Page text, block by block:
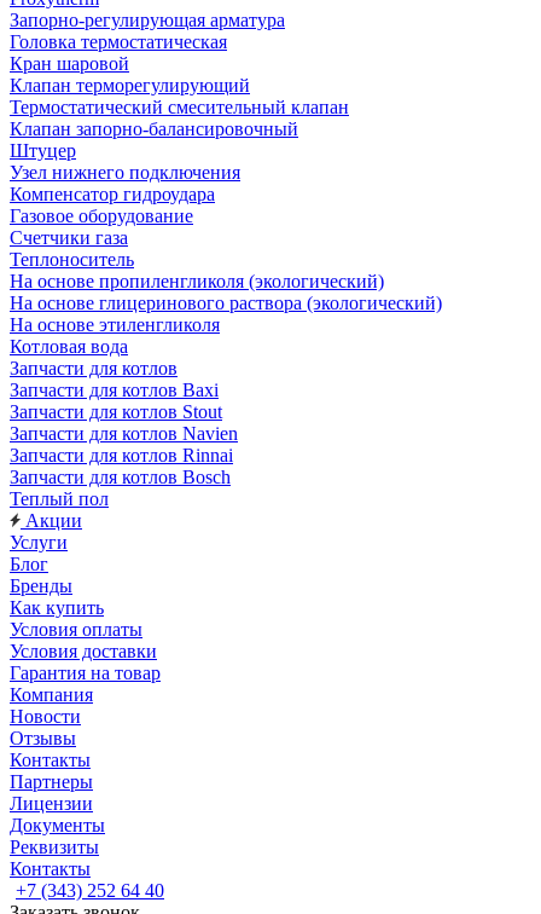
Запорно-регулирующая арматура
Головка термостатическая
Кран шаровой
Клапан терморегулирующий
Термостатический смесительный клапан
Клапан запорно-балансировочный
Штуцер
Узел нижнего подключения
Компенсатор гидроудара
Газовое оборудование
Счетчики газа
Теплоноситель
На основе пропиленгликоля (экологический)
На основе глицеринового раствора (экологический)
На основе этиленгликоля
Котловая вода
Запчасти для котлов
Запчасти для котлов Baxi
Запчасти для котлов Stout
Запчасти для котлов Navien
Запчасти для котлов Rinnai
Запчасти для котлов Bosch
Теплый пол
Акции
Услуги
Блог
Бренды
Как купить
Условия оплаты
Условия доставки
Гарантия на товар
Компания
Новости
Отзывы
Контакты
Партнеры
Лицензии
Документы
Реквизиты
Контакты
+7 (343) 252 64 40